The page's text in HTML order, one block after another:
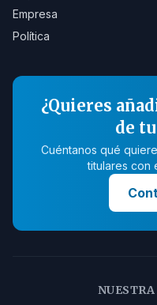
Empresa
Política
¿Quieres
de
Cuéntanos qué
titulares con